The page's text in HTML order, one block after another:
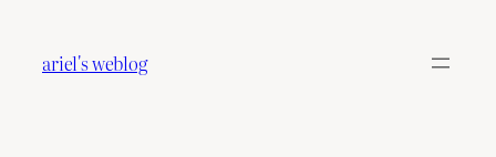
contenido
ariel's weblog